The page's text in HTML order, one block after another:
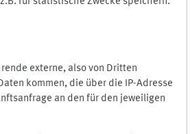
externe, also von Dritten
kommen, die über die IP-Adresse
an den für den jeweiligen